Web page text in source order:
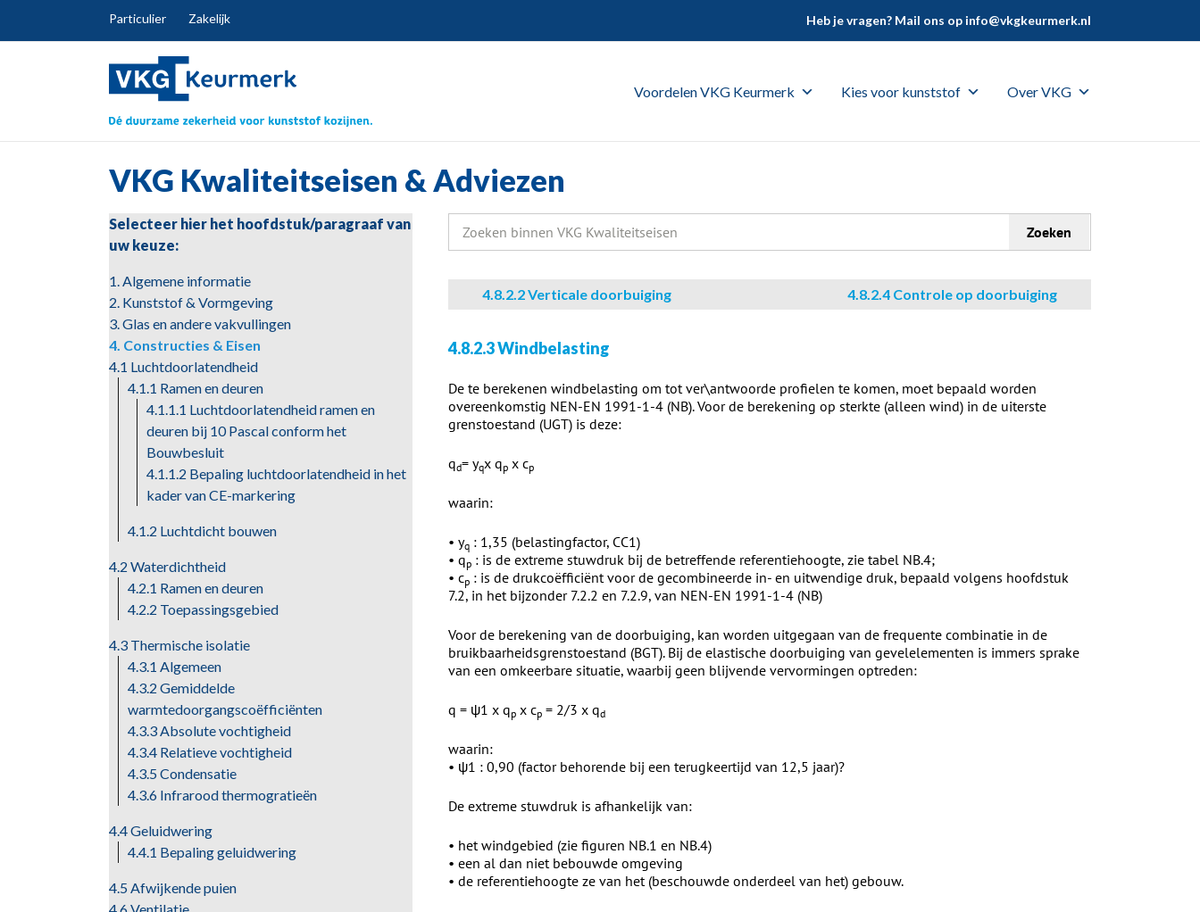
Particulier Zakelijk Heb je vragen? Mail ons op info@vkgkeurmerk.nl
Voordelen VKG Keurmerk Kies voor kunststof Over VKG
VKG Kwaliteitseisen & Adviezen
Selecteer hier het hoofdstuk/paragraaf van
uw keuze:
1. Algemene informatie
2. Kunststof & Vormgeving
3. Glas en andere vakvullingen
4. Constructies & Eisen
4.1 Luchtdoorlatendheid
4.1.1 Ramen en deuren
4.1.1.1 Luchtdoorlatendheid ramen en
deuren bij 10 Pascal conform het
Bouwbesluit
4.1.1.2 Bepaling luchtdoorlatendheid in het
kader van CE-markering
4.1.2 Luchtdicht bouwen
4.2 Waterdichtheid
4.2.1 Ramen en deuren
4.2.2 Toepassingsgebied
4.3 Thermische isolatie
4.3.1 Algemeen
4.3.2 Gemiddelde
warmtedoorgangscoëfficiënten
4.3.3 Absolute vochtigheid
4.3.4 Relatieve vochtigheid
4.3.5 Condensatie
4.3.6 Infrarood thermogratieën
4.4 Geluidwering
4.4.1 Bepaling geluidwering
4.5 Afwijkende puien
Zoeken
naar:
Zoeken
4.8.2.2 Verticale doorbuiging 4.8.2.4 Controle op doorbuiging
4.8.2.3 Windbelasting
De te berekenen windbelasting om tot ver\antwoorde profielen te komen, moet bepaald worden
overeenkomstig NEN-EN 1991-1-4 (NB). Voor de berekening op sterkte (alleen wind) in de uiterste
grenstoestand (UGT) is deze:
qd= yqx qp x cp
waarin:
• yq : 1,35 (belastingfactor, CC1)
• qp : is de extreme stuwdruk bij de betreffende referentiehoogte, zie tabel NB.4;
• cp : is de drukcoëfficiënt voor de gecombineerde in- en uitwendige druk, bepaald volgens hoofdstuk
7.2, in het bijzonder 7.2.2 en 7.2.9, van NEN-EN 1991-1-4 (NB)
Voor de berekening van de doorbuiging, kan worden uitgegaan van de frequente combinatie in de
bruikbaarheidsgrenstoestand (BGT). Bij de elastische doorbuiging van gevelelementen is immers sprake
van een omkeerbare situatie, waarbij geen blijvende vervormingen optreden:
q = ψ1 x qp x cp = 2/3 x qd
waarin:
• ψ1 : 0,90 (factor behorende bij een terugkeertijd van 12,5 jaar)?
De extreme stuwdruk is afhankelijk van:
• het windgebied (zie figuren NB.1 en NB.4)
• een al dan niet bebouwde omgeving
• de referentiehoogte ze van het (beschouwde onderdeel van het) gebouw.